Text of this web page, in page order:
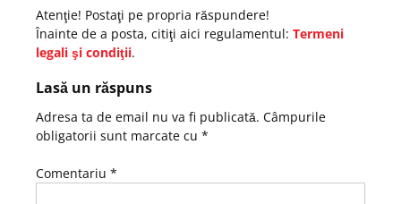
Atenţie! Postaţi pe propria răspundere!
Înainte de a posta, citiţi aici regulamentul: Termeni
legali şi condiţii.
Lasă un răspuns
Adresa ta de email nu va fi publicată. Câmpurile
obligatorii sunt marcate cu *
Comentariu *